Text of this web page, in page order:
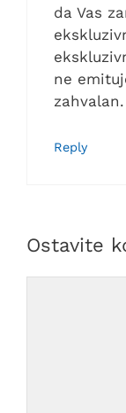
da Vas
ne
zahvalan.
Reply
Ostavite